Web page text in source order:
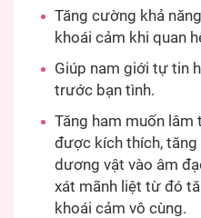
Tăng cường khả
khoái cảm khi quan
Giúp nam giới tự tin
trước bạn tình.
Tăng ham muốn lâm
được kích thích, tăng
dương vật vào âm
xát mãnh liệt từ đó
khoái cảm vô cùng.